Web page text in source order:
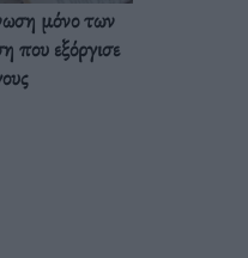
μόνο των
που εξόργισε